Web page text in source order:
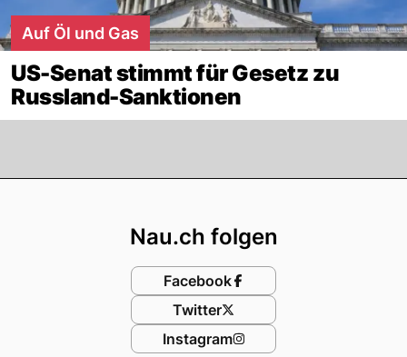
Auf Öl und Gas
US-Senat stimmt für Gesetz zu
Russland-Sanktionen
Nau.ch folgen
Facebook
Twitter
Instagram